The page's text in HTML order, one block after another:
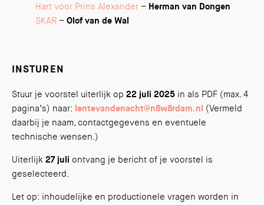
Hart voor Prins Alexander – Herman van Dongen
SKAR – Olof van de Wal
INSTUREN
Stuur je voorstel uiterlijk op 22 juli 2025 in als PDF (max. 4
pagina’s) naar: lentevandenacht@n8w8rdam.nl (Vermeld
daarbij je naam, contactgegevens en eventuele
technische wensen.)
Uiterlijk 27 juli ontvang je bericht of je voorstel is
geselecteerd.
Let op: inhoudelijke en productionele vragen worden in